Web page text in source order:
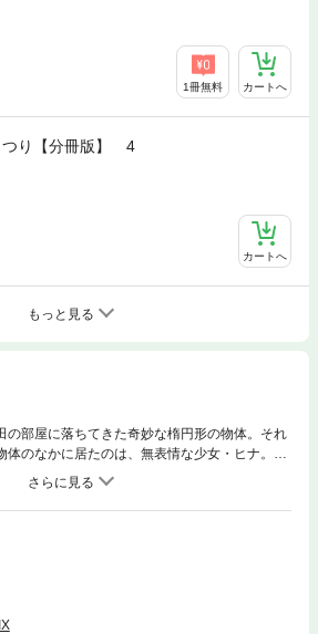
1冊無料 カートへ
つり【分冊版】 4
カートへ
もっと見る
の部屋に落ちてきた奇妙な楕円形の物体。それ
のなかに居たのは、無表情な少女・ヒナ。強
ヒナは新田家に住みつくことに。かくしてヤク
な共同生活が始まった！漫画誌Fellows!にて、
躍人気作に。読者の熱い支持が押し上げたネ
本刊行！ 分冊版第12弾。